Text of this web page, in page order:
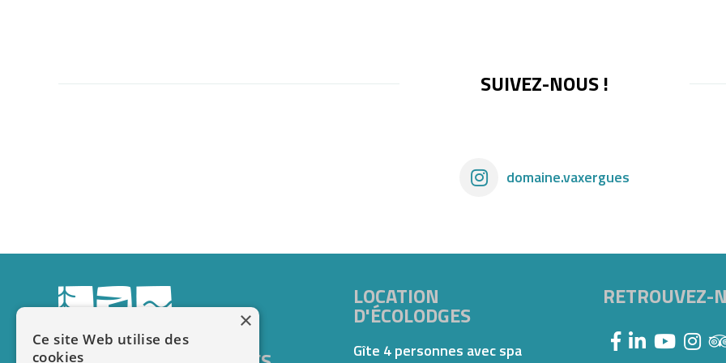
SUIVEZ-NOUS !
domaine.vaxergues
LOCATION
D'ÉCOLODGES
Gîte 4 personnes avec spa
RETROUVEZ-
×
Ce site Web utilise des
cookies